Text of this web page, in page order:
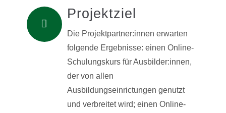
Projektziel
Die Projektpartner:innen erwarten
folgende Ergebnisse: einen Online-
Schulungskurs für Ausbilder:innen,
der von allen
Ausbildungseinrictungen genutzt
und verbreitet wird; einen Online-